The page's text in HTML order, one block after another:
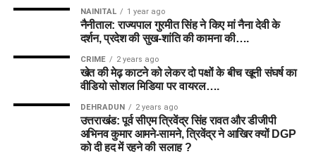
NAINITAL 1 year ago
नैनीताल: राज्यपाल गुरमीत सिंह ने किए मां नैना देवी के
दर्शन, प्रदेश की सुख-शांति की कामना की….
CRIME 2 years ago
खेत की मेढ़ काटने को लेकर दो पक्षों के बीच खूनी संघर्ष का
वीडियो सोशल मिडिया पर वायरल….
DEHRADUN 2 years ago
उत्तराखंड: पूर्व सीएम त्रिवेंद्र सिंह रावत और डीजीपी
अभिनव कुमार आमने-सामने, त्रिवेंद्र ने आखिर क्यों DGP
को दी हद में रहने की सलाह ?